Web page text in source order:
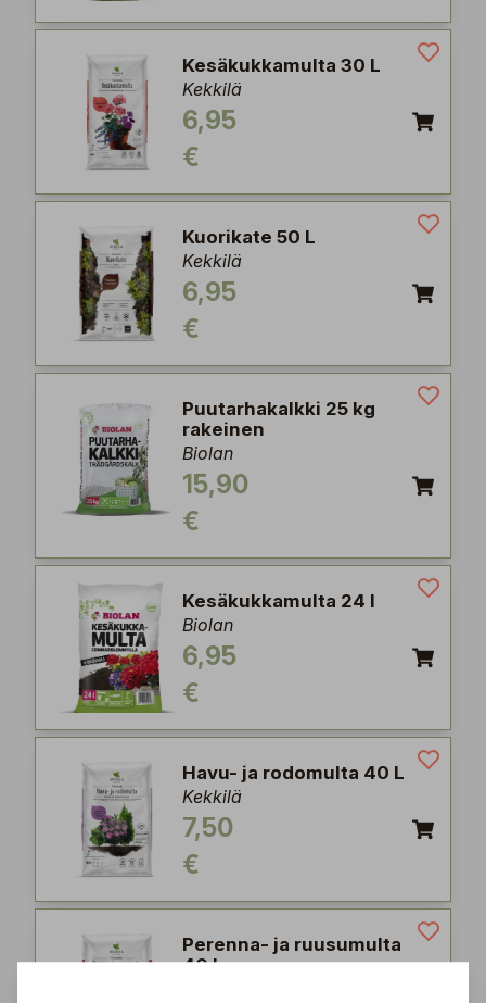
Kesäkukkamulta 30 L
Kekkilä
6,95
€
Kuorikate 50 L
Kekkilä
6,95
€
Puutarhakalkki 25 kg
rakeinen
Biolan
15,90
€
Kesäkukkamulta 24 l
Biolan
6,95
€
Havu- ja rodomulta 40 L
Kekkilä
7,50
€
Perenna- ja ruusumulta
40 L